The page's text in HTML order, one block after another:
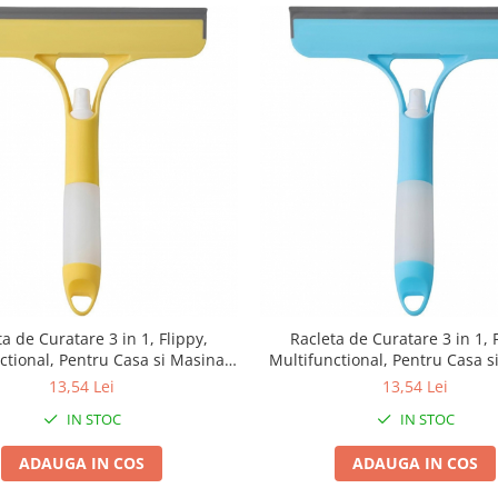
de Curatare 3 in 1, Flippy,
Pentru Casa si Masina,
de Spray, Racleta din Silicon
13,54 Lei
IN STOC
ADAUGA IN COS
Racleta de Curatare 3 in 1,
Multifunctional, Pentru Casa
Pulverizator de Spray, Racleta
13,54 Lei
IN STOC
ADAUGA IN COS